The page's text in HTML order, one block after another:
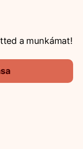
a munkámat!